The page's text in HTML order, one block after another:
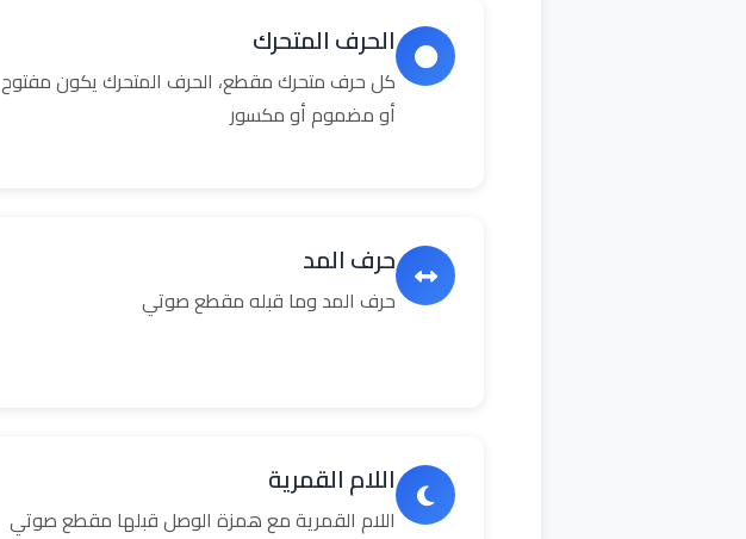
الحرف المتحرك
كل حرف متحرك مقطع، الحرف المتحرك يكون مفتوح
أو مضموم أو مكسور
حرف المد
حرف المد وما قبله مقطع صوتي
اللام القمرية
اللام القمرية مع همزة الوصل قبلها مقطع صوتي